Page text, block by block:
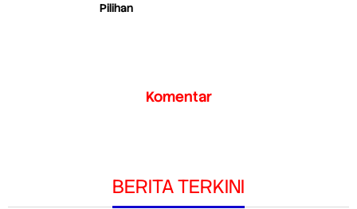
Pilihan
Komentar
BERITA TERKINI